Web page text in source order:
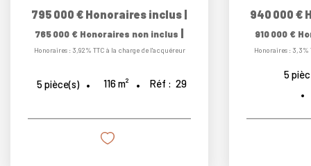
795 000 € Honoraires inclus |
765 000 € Honoraires non inclus |
Honoraires : 3,92% TTC à la charge de l'acquéreur
5 pièce(s) 116m² Réf : 29
940 000 €
910 000 €
Honoraires : 3,3%
5